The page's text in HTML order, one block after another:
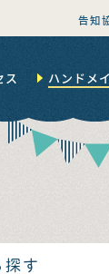
告知
ス ハンドメ
探す